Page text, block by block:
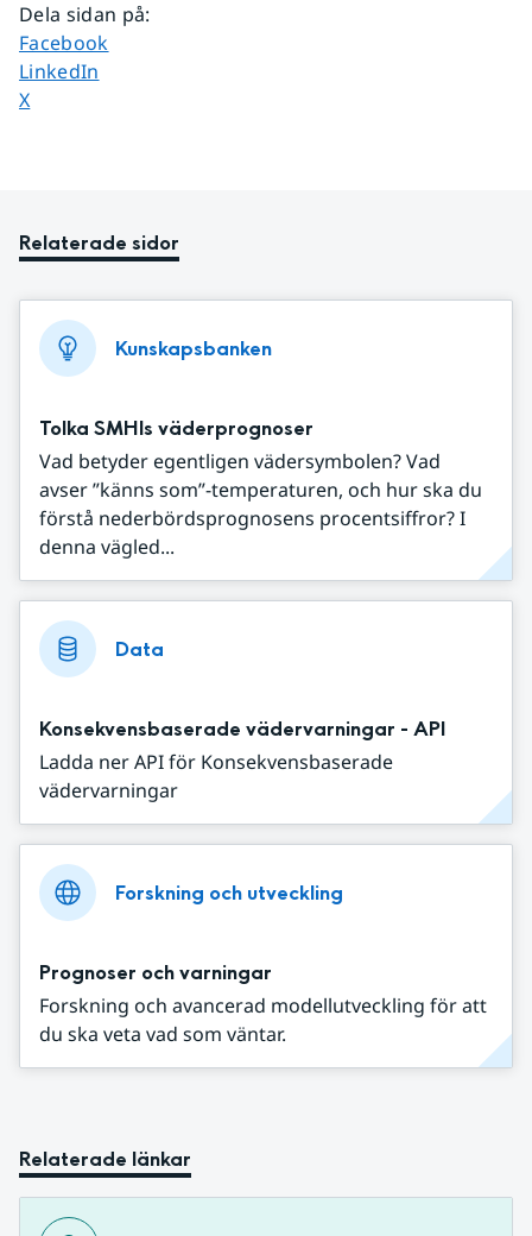
Dela sidan på:
Dela sidan på
Facebook
Dela sidan på
LinkedIn
Dela sidan på
X
Relaterade sidor
Kunskapsbanken
Tolka SMHIs väderprognoser
Vad betyder egentligen vädersymbolen? Vad
avser ”känns som”-temperaturen, och hur ska du
förstå nederbördsprognosens procentsiffror? I
denna vägled...
Data
Konsekvensbaserade vädervarningar - API
Ladda ner API för Konsekvensbaserade
vädervarningar
Forskning och utveckling
Prognoser och varningar
Forskning och avancerad modellutveckling för att
du ska veta vad som väntar.
Relaterade länkar